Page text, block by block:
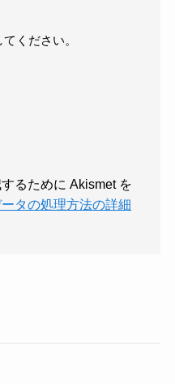
ください。
るために Akismet を
タの処理方法の詳細